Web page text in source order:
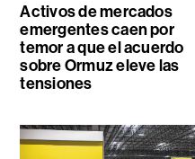
Activos de mercados
emergentes caen por
temor a que el acuerdo
sobre Ormuz eleve las
tensiones